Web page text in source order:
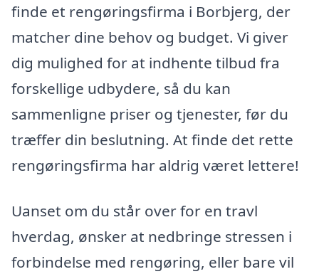
finde et rengøringsfirma i Borbjerg, der
matcher dine behov og budget. Vi giver
dig mulighed for at indhente tilbud fra
forskellige udbydere, så du kan
sammenligne priser og tjenester, før du
træffer din beslutning. At finde det rette
rengøringsfirma har aldrig været lettere!
Uanset om du står over for en travl
hverdag, ønsker at nedbringe stressen i
forbindelse med rengøring, eller bare vil